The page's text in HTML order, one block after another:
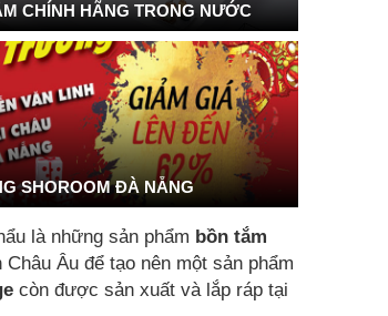
CHÍNH HÃNG TRONG NƯỚC
SHOROOM ĐÀ NẴNG
là những sản phẩm bồn tắm
Âu để tạo nên một sản phẩm
còn được sản xuất và lắp ráp tại